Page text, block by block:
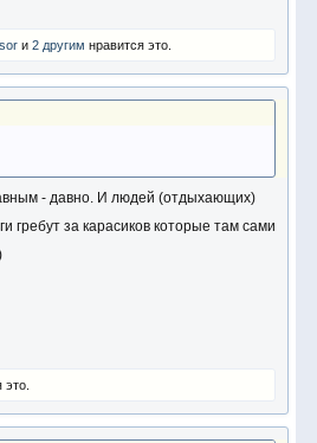
и 2 другим нравится это.
- давно. И людей (отдыхающих)
гребут за карасиков которые там сами
это.